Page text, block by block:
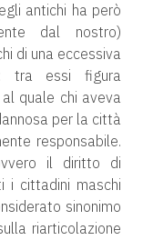
antichi ha però
dal nostro)
di una eccessiva
tra essi figura
quale chi aveva
per la città
responsabile.
il diritto di
i cittadini maschi
sinonimo
riarticolazione